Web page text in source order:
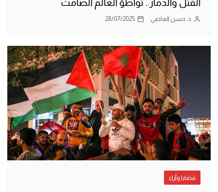
القتل والدمار.. تواطؤ العالم الصامت
د. حسن العاصي 28/07/2025
قضايا وآراء